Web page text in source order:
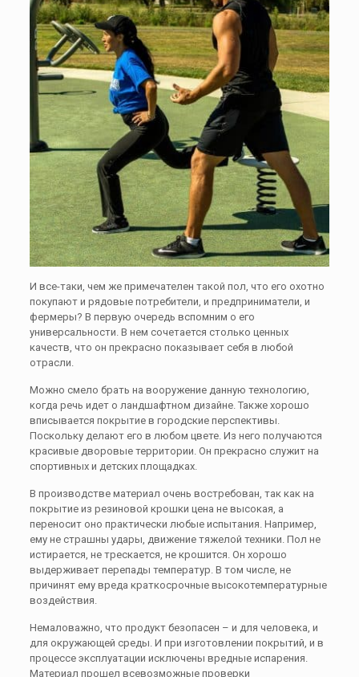
И все-таки, чем же примечателен такой пол, что его охотно
покупают и рядовые потребители, и предприниматели, и
фермеры? В первую очередь вспомним о его
универсальности. В нем сочетается столько ценных
качеств, что он прекрасно показывает себя в любой
отрасли.
Можно смело брать на вооружение данную технологию,
когда речь идет о ландшафтном дизайне. Также хорошо
вписывается покрытие в городские перспективы.
Поскольку делают его в любом цвете. Из него получаются
красивые дворовые территории. Он прекрасно служит на
спортивных и детских площадках.
В производстве материал очень востребован, так как на
покрытие из резиновой крошки цена не высокая, а
переносит оно практически любые испытания. Например,
ему не страшны удары, движение тяжелой техники. Пол не
истирается, не трескается, не крошится. Он хорошо
выдерживает перепады температур. В том числе, не
причинят ему вреда краткосрочные высокотемпературные
воздействия.
Немаловажно, что продукт безопасен – и для человека, и
для окружающей среды. И при изготовлении покрытий, и в
процессе эксплуатации исключены вредные испарения.
Материал прошел всевозможные проверки